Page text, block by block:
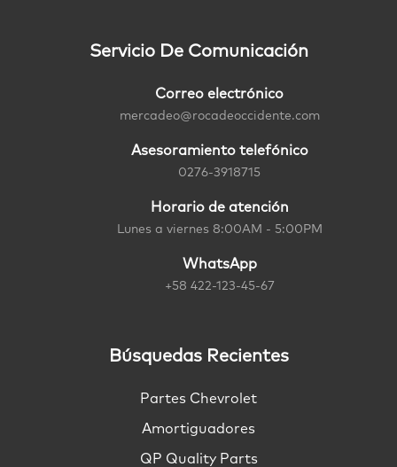
Servicio De Comunicación
Correo electrónico
mercadeo@rocadeoccidente.com
Asesoramiento telefónico
0276-3918715
Horario de atención
Lunes a viernes 8:00AM - 5:00PM
WhatsApp
+58 422-123-45-67
Búsquedas Recientes
Partes Chevrolet
Amortiguadores
QP Quality Parts